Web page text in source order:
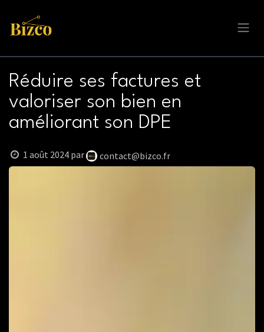
Réduire ses factures et
valoriser son bien en
améliorant son DPE
1 août 2024 par contact@bizco.fr